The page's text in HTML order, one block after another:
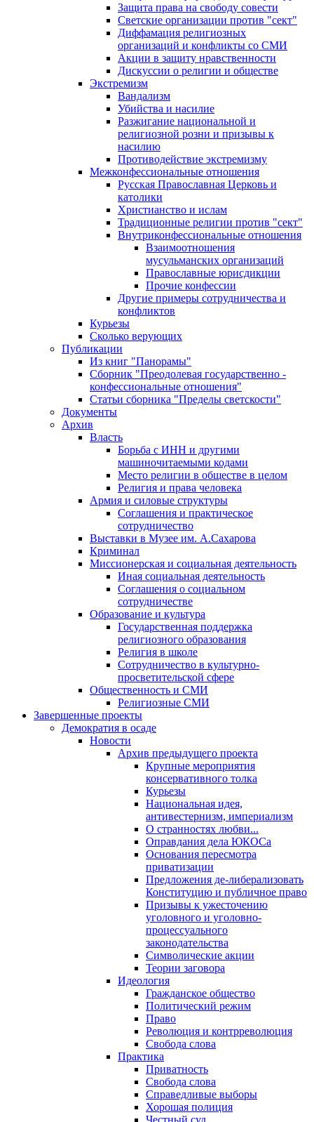
Защита права на свободу совести
Светские организации против "сект"
Диффамация религиозных
организаций и конфликты со СМИ
Акции в защиту нравственности
Дискуссии о религии и обществе
Экстремизм
Вандализм
Убийства и насилие
Разжигание национальной и
религиозной розни и призывы к
насилию
Противодействие экстремизму
Межконфессиональные отношения
Русская Православная Церковь и
католики
Христианство и ислам
Традиционные религии против "сект"
Внутриконфессиональные отношения
Взаимоотношения
мусульманских организаций
Православные юрисдикции
Прочие конфессии
Другие примеры сотрудничества и
конфликтов
Курьезы
Сколько верующих
Публикации
Из книг "Панорамы"
Сборник "Преодолевая государственно -
конфессиональные отношения"
Статьи сборника "Пределы светскости"
Документы
Архив
Власть
Борьба с ИНН и другими
машиночитаемыми кодами
Место религии в обществе в целом
Религия и права человека
Армия и силовые структуры
Соглашения и практическое
сотрудничество
Выставки в Музее им. А.Сахарова
Криминал
Миссионерская и социальная деятельность
Иная социальная деятельность
Соглашения о социальном
сотрудничестве
Образование и культура
Государственная поддержка
религиозного образования
Религия в школе
Сотрудничество в культурно-
просветительской сфере
Общественность и СМИ
Религиозные СМИ
Завершенные проекты
Демократия в осаде
Новости
Архив предыдущего проекта
Крупные мероприятия
консервативного толка
Курьезы
Национальная идея,
антивестернизм, империализм
О странностях любви...
Оправдания дела ЮКОСа
Основания пересмотра
приватизации
Предложения де-либерализовать
Конституцию и публичное право
Призывы к ужесточению
уголовного и уголовно-
процессуального
законодательства
Символические акции
Теории заговора
Идеология
Гражданское общество
Политический режим
Право
Революция и контрреволюция
Свобода слова
Практика
Приватность
Свобода слова
Справедливые выборы
Хорошая полиция
Честный суд